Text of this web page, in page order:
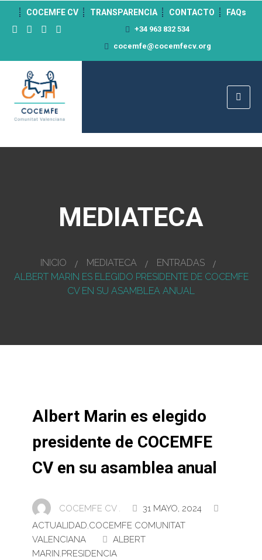
COCEMFE CV TRANSPARENCIA CONTACTO FAQs
+34 963 832 534
cocemfe@cocemfecv.org
MEDIATECA
INICIO MEDIATECA
ENTRADAS
ALBERT MARIN ES ELEGIDO PRESIDENTE DE COCEMFE
CV EN SU ASAMBLEA ANUAL
Albert Marin es elegido
presidente de COCEMFE
CV en su asamblea anual
COCEMFE CV .
31 MAYO, 2024
ACTUALIDAD,COCEMFE COMUNITAT
VALENCIANA
ALBERT
MARIN,PRESIDENCIA